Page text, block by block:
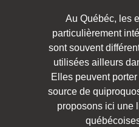
Au Québéc, les
particulièrement
sont souvent
utilisées ailleurs
Elles peuvent
source de
proposons ici une